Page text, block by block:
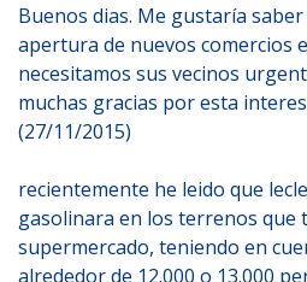
Buenos dias. Me gustaría
apertura de nuevos comercios
necesitamos sus vecinos
muchas gracias por esta
(27/11/2015)
recientemente he leido que
gasolinara en los terrenos que
supermercado, teniendo en
alrededor de 12.000 o 13.000